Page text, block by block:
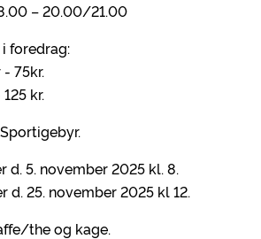
– 20.00/21.00
foredrag:
75kr.
kr.
d. 5. november 2025 kl. 8.
d. 25. november 2025 kl 12.
the og kage.